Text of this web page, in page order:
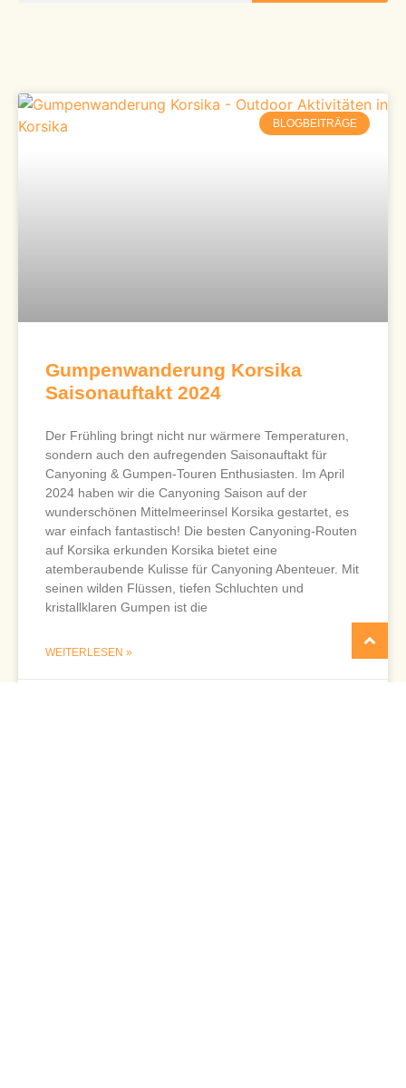
BLOGBEITRÄGE
Gumpenwanderung Korsika
Saisonauftakt 2024
Der Frühling bringt nicht nur wärmere Temperaturen,
sondern auch den aufregenden Saisonauftakt für
Canyoning & Gumpen-Touren Enthusiasten. Im April
2024 haben wir die Canyoning Saison auf der
wunderschönen Mittelmeerinsel Korsika gestartet, es
war einfach fantastisch! Die besten Canyoning-Routen
auf Korsika erkunden Korsika bietet eine
atemberaubende Kulisse für Canyoning Abenteuer. Mit
seinen wilden Flüssen, tiefen Schluchten und
kristallklaren Gumpen ist die
WEITERLESEN »